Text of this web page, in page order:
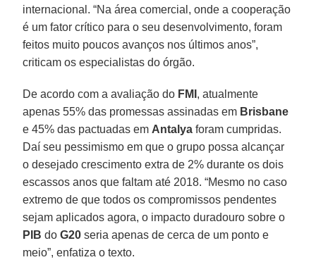
internacional. “Na área comercial, onde a cooperação
é um fator crítico para o seu desenvolvimento, foram
feitos muito poucos avanços nos últimos anos”,
criticam os especialistas do órgão.
De acordo com a avaliação do FMI , atualmente
apenas 55% das promessas assinadas em Brisbane
e 45% das pactuadas em Antalya foram cumpridas.
Daí seu pessimismo em que o grupo possa alcançar
o desejado crescimento extra de 2% durante os dois
escassos anos que faltam até 2018. “Mesmo no caso
extremo de que todos os compromissos pendentes
sejam aplicados agora, o impacto duradouro sobre o
PIB doG20 seria apenas de cerca de um ponto e
meio”, enfatiza o texto.